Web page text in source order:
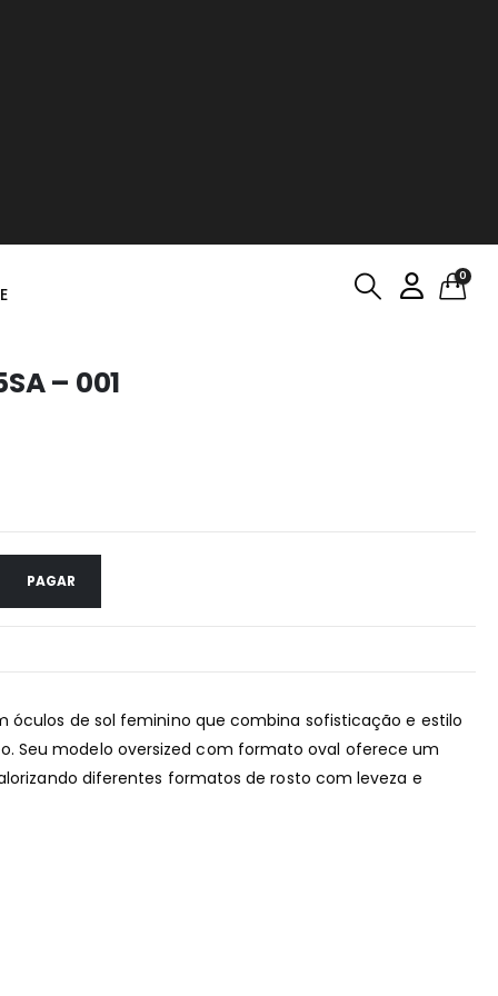
0
– 001
PAGAR
óculos de sol feminino que combina sofisticação e estilo
Seu modelo oversized com formato oval oferece um
diferentes formatos de rosto com leveza e